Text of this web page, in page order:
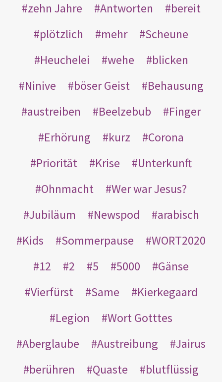
zehn Jahre
Antworten
bereit
plötzlich
mehr
Scheune
Heuchelei
wehe
blicken
Ninive
böser Geist
Behausung
austreiben
Beelzebub
Finger
Erhörung
kurz
Corona
Priorität
Krise
Unterkunft
Ohnmacht
Wer war Jesus?
Jubiläum
Newspod
arabisch
Kids
Sommerpause
WORT2020
12
2 5 5000
Gänse
Vierfürst
Same
Kierkegaard
Legion
Wort Gotttes
Aberglaube
Austreibung
Jairus
berühren
Quaste
blutflüssig